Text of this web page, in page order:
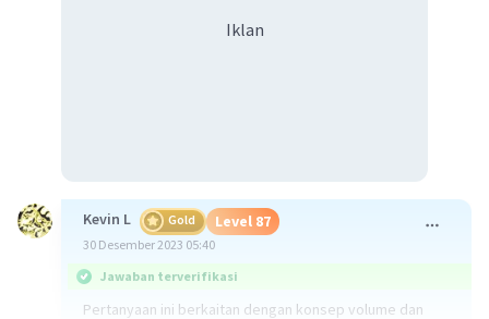
Iklan
Kevin L Gold Level 87
30 Desember 2023 05:40
Jawaban terverifikasi
Pertanyaan ini berkaitan dengan konsep volume dan